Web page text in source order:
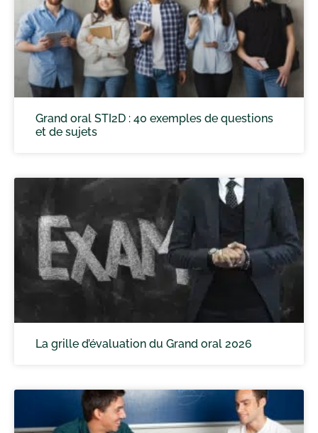
Grand oral STI2D : 40 exemples de questions
et de sujets
La grille d’évaluation du Grand oral 2026